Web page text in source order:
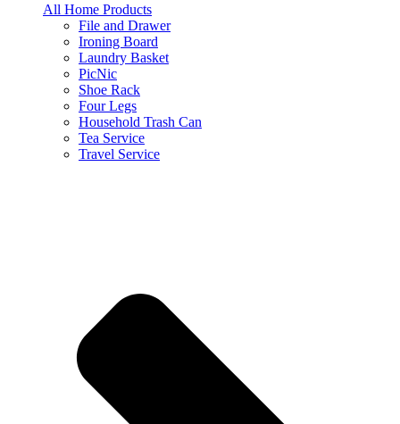
All Home Products
File and Drawer
Ironing Board
Laundry Basket
PicNic
Shoe Rack
Four Legs
Household Trash Can
Tea Service
Travel Service